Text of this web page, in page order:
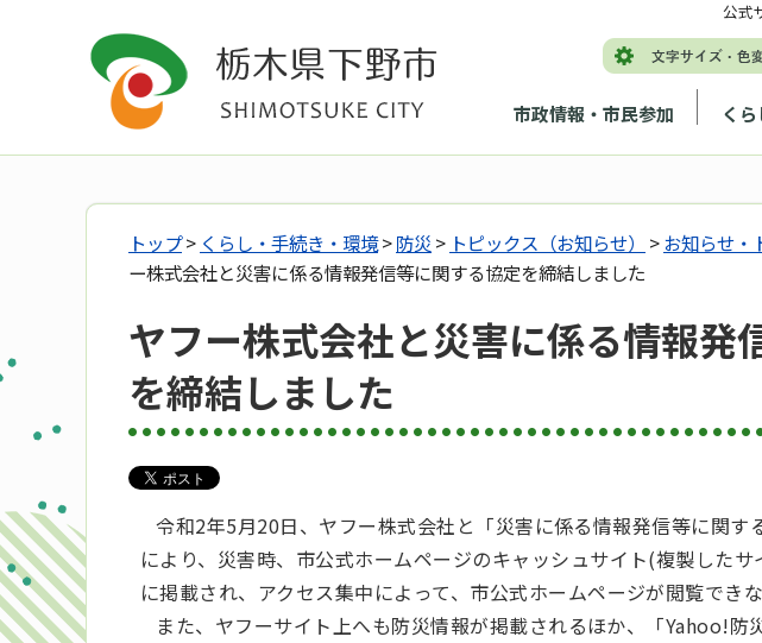
市政情報・市民参加 く
公式
トップ> くらし・手続き・環境>防災 > トピックス（お知らせ） >お知らせ・
ー株式会社と災害に係る情報発信等に関する協定を締結しました
ヤフー株式会社と災害に係る情報発
を締結しました
令和2年5月20日、ヤフー株式会社と「災害に係る情報発信等に関す
により、災害時、市公式ホームページのキャッシュサイト(複製した
に掲載され、アクセス集中によって、市公式ホームページが閲覧でき
また、ヤフーサイト上へも防災情報が掲載されるほか、「Yahoo!防